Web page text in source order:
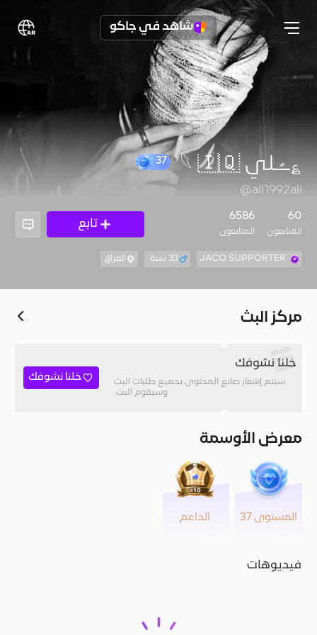
شاهد في جاكو
؏ــٌـلي 𓆩 🇮🇶
@ali1992ali
60
المُتابعون
6586
المتابعون
تابع
JACO SUPPORTER 33 سنة العراق
مركز البث
خلنا نشوفك
سيتم إشعار صانع المحتوى بجميع طلبات البث
وسيقوم البث.
خلنا نشوفك
معرض الأوسمة
المستوى 37 الداعم
فيديوهات